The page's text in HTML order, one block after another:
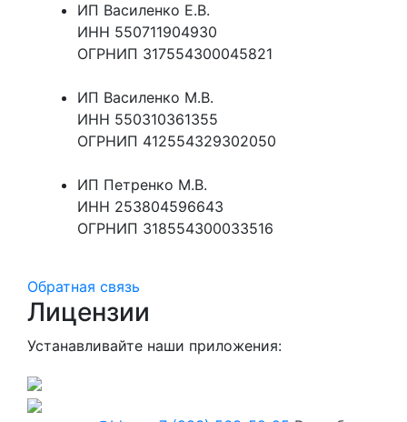
ИП Василенко Е.В.
ИНН 550711904930
ОГРНИП 317554300045821
ИП Василенко М.В.
ИНН 550310361355
ОГРНИП 412554329302050
ИП Петренко М.В.
ИНН 253804596643
ОГРНИП 318554300033516
Обратная связь
Лицензии
Устанавливайте наши приложения: